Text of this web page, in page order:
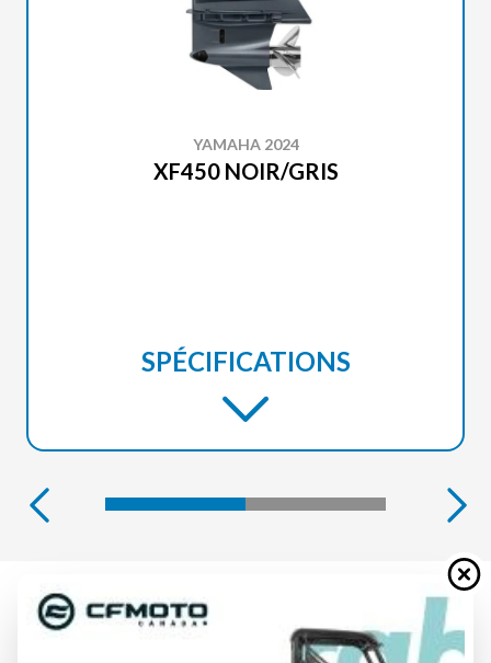
YAMAHA 2024
XF450 NOIR/GRIS
SPÉCIFICATIONS
YAMAHA 2024
XF450 NOIR/GRIS